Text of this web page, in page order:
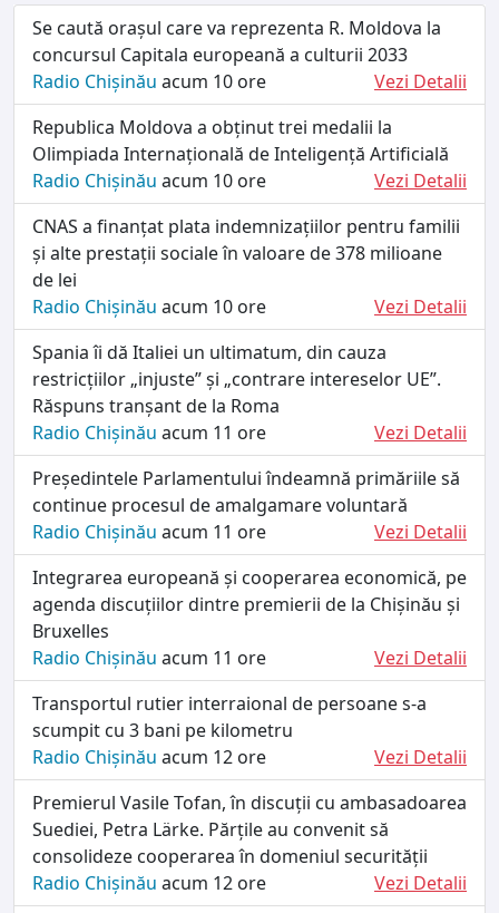
Se caută orașul care va reprezenta R. Moldova la
concursul Capitala europeană a culturii 2033
Radio Chișinău acum 10 ore
Vezi Detalii
Republica Moldova a obținut trei medalii la
Olimpiada Internațională de Inteligență Artificială
Radio Chișinău acum 10 ore
Vezi Detalii
CNAS a finanțat plata indemnizațiilor pentru familii
și alte prestații sociale în valoare de 378 milioane
de lei
Radio Chișinău acum 10 ore
Vezi Detalii
Spania îi dă Italiei un ultimatum, din cauza
restricțiilor „injuste” și „contrare intereselor UE”.
Răspuns tranșant de la Roma
Radio Chișinău acum 11 ore
Vezi Detalii
Președintele Parlamentului îndeamnă primăriile să
continue procesul de amalgamare voluntară
Radio Chișinău acum 11 ore
Vezi Detalii
Integrarea europeană și cooperarea economică, pe
agenda discuțiilor dintre premierii de la Chișinău și
Bruxelles
Radio Chișinău acum 11 ore
Vezi Detalii
Transportul rutier interraional de persoane s-a
scumpit cu 3 bani pe kilometru
Radio Chișinău acum 12 ore
Vezi Detalii
Premierul Vasile Tofan, în discuții cu ambasadoarea
Suediei, Petra Lärke. Părțile au convenit să
consolideze cooperarea în domeniul securității
Radio Chișinău acum 12 ore
Vezi Detalii